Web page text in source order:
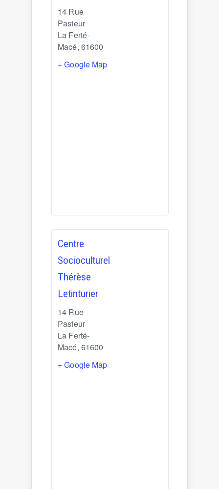
14 Rue
Pasteur
La Ferté-
Macé, 61600
+ Google Map
Centre
Socioculturel
Thérèse
Letinturier
14 Rue
Pasteur
La Ferté-
Macé, 61600
+ Google Map